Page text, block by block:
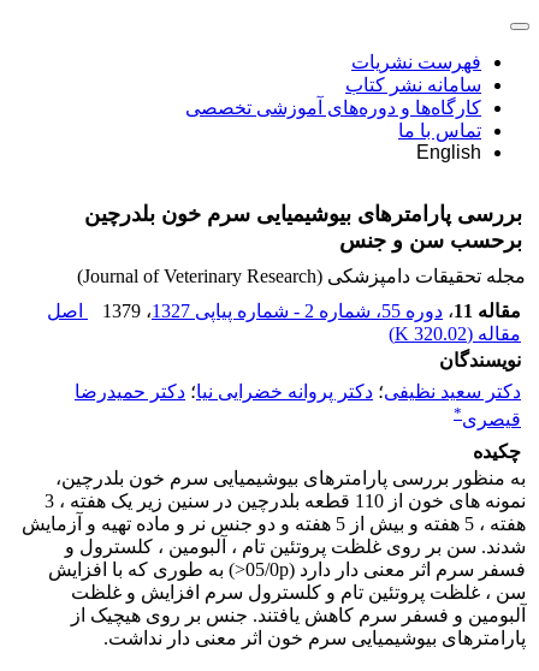
فهرست نشریات
سامانه نشر کتاب
کارگاه‌ها و دوره‌های آموزشی تخصصی
تماس با ما
English
بررسی پارامترهای بیوشیمیایی سرم خون بلدرچین
برحسب سن و جنس
مجله تحقیقات دامپزشکی (Journal of Veterinary Research)
مقاله 11
، دوره 55، شماره 2 - شماره پیاپی 1327 ، 1379
اصل
مقاله (320.02 K
)
نویسندگان
دکتر سعید نظیفی؛ دکتر پروانه خضرایی نیا؛ دکتر حمیدرضا
قیصری*
چکیده
به منظور بررسی پارامترهای بیوشیمیایی سرم خون بلدرچین،
نمونه های خون از 110 قطعه بلدرچین در سنین زیر یک هفته ، 3
هفته ، 5 هفته و بیش از 5 هفته و دو جنس نر و ماده تهیه و آزمایش
شدند. سن بر روی غلظت پروتئین تام ، آلبومین ، کلسترول و
فسفر سرم اثر معنی دار دارد (05/0p<) به طوری که با افزایش
سن ، غلظت پروتئین تام و کلسترول سرم افزایش و غلظت
آلبومین و فسفر سرم کاهش یافتند. جنس بر روی هیچیک از
پارامترهای بیوشیمیایی سرم خون اثر معنی دار نداشت.